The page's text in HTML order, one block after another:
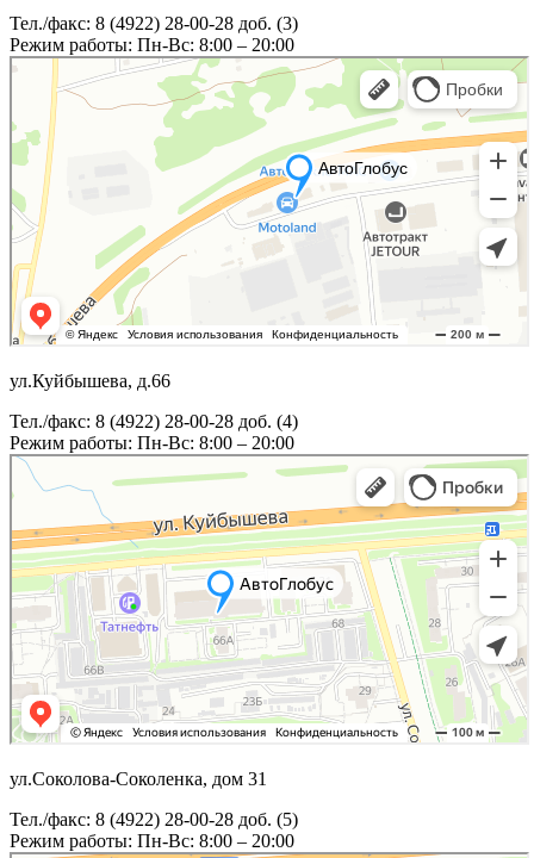
Тел./факс: 8 (4922) 28-00-28 доб. (3)
Режим работы: Пн-Вс: 8:00 – 20:00
ул.Куйбышева, д.66
Тел./факс: 8 (4922) 28-00-28 доб. (4)
Режим работы: Пн-Вс: 8:00 – 20:00
ул.Соколова-Соколенка, дом 31
Тел./факс: 8 (4922) 28-00-28 доб. (5)
Режим работы: Пн-Вс: 8:00 – 20:00